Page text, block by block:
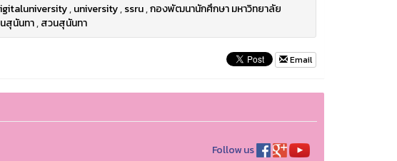
,university,ssru,กองพัฒนานักศึกษา มหาวิทยาลัย
นันทา,สวนสุนันทา
Email
Follow us